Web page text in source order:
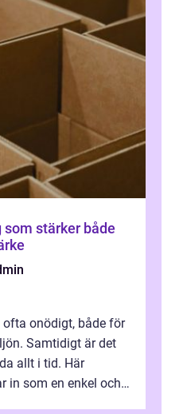
stärker både
onödigt, både för
Samtidigt är det
allt i tid. Här
in som en enkel och